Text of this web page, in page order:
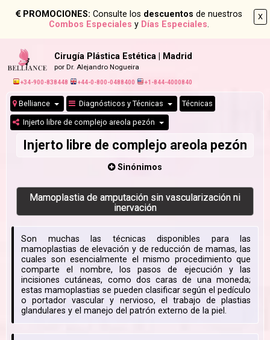
X
PROMOCIONES: Consulte los descuentos de nuestros
Combos Especiales y Días Especiales.
Cirugía Plástica Estética | Madrid
por Dr. Alejandro Nogueira
+34-900-838448 +44-0-800-0488400 +1-844-4000840
Belliance Diagnósticos y Técnicas Técnicas
Injerto libre de complejo areola pezón
Injerto libre de complejo areola pezón
Sinónimos
Mamoplastia de amputación sin vascularización ni
inervación
Son muchas las técnicas disponibles para las
mamoplastias de elevación y de reducción de mamas, las
cuales son esencialmente el mismo procedimiento que
comparte el nombre, los pasos de ejecución y las
incisiones cutáneas, como dos caras de una moneda;
estas mamoplastias se pueden clasificar según el pedículo
o portador vascular y nervioso, el trabajo de plastias
glandulares y el manejo del patrón externo de la piel.